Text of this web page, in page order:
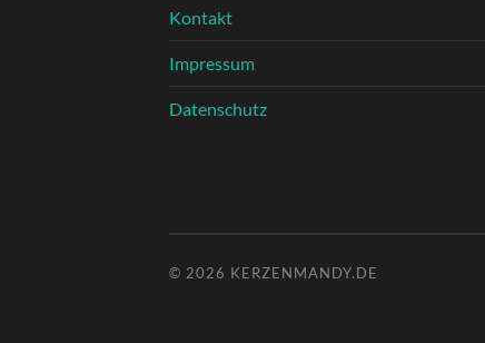
Kontakt
Impressum
Datenschutz
© 2026 KERZENMANDY.DE